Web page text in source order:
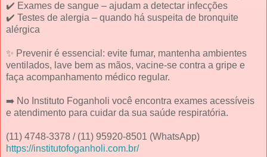
✔️ Exames de sangue – ajudam a detectar infecções
✔️ Testes de alergia – quando há suspeita de bronquite
alérgica
✨ Prevenir é essencial: evite fumar, mantenha ambientes
ventilados, lave bem as mãos, vacine-se contra a gripe e
faça acompanhamento médico regular.
➡️ No Instituto Foganholi você encontra exames acessíveis
e atendimento para cuidar da sua saúde respiratória.
(11) 4748-3378 / (11) 95920-8501 (WhatsApp)
https://institutofoganholi.com.br/